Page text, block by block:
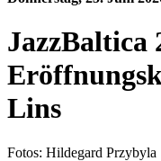
JazzBaltica
Lins
Fotos: Hildegard Przybyla